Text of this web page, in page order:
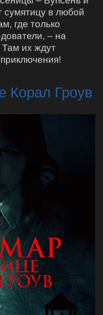
сумятицу в любой
где только
– на
их ждут
Корал Гроув